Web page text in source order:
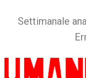
Settimanale